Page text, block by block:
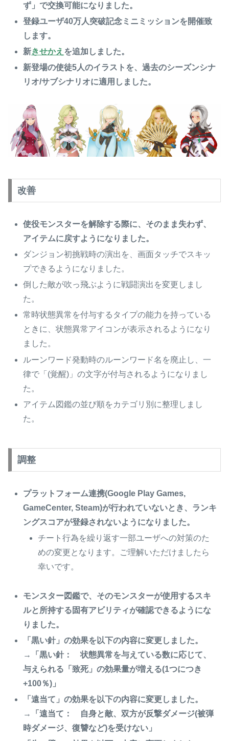
ず」で交換可能になりました。
登録ユーザ40万人突破記念ミニミッションを開催致
します。
新きせかえ を追加しました。
新登場の使徒5人のイラストを、過去のシーズンシナ
リオ/サブシナリオに適用しました。
改善
使役モンスターを解除する際に、そのまま失わず、
アイテムに戻すようになりました。
ダンジョン初挑戦時の演出を、画面タッチでスキッ
プできるようになりました。
倒した敵が吹っ飛ぶように戦闘演出を変更しまし
た。
常時状態異常を付与するタイプの能力を持っている
ときに、状態異常アイコンが表示されるようになり
ました。
ルーンワード発動時のルーンワード名を廃止し、一
律で「(覚醒)」の文字が付与されるようになりまし
た。
アイテム図鑑の並び順をカテゴリ別に整理しまし
た。
調整
プラットフォーム連携(Google Play Games,
GameCenter, Steam)が行われていないとき、ランキ
ングスコアが登録されないようになりました。
チート行為を繰り返す一部ユーザへの対策のた
めの変更となります。ご理解いただけましたら
幸いです。
モンスター図鑑で、そのモンスターが使用するスキ
ルと所持する固有アビリティが確認できるようにな
りました。
「黒い針」の効果を以下の内容に変更しました。
→「黒い針： 状態異常を与えている数に応じて、
与えられる「致死」の効果量が増える(1つにつき
+100％)」
「遠当て」の効果を以下の内容に変更しました。
→「遠当て： 自身と敵、双方が反撃ダメージ(被弾
時ダメージ、復讐など)を受けない」